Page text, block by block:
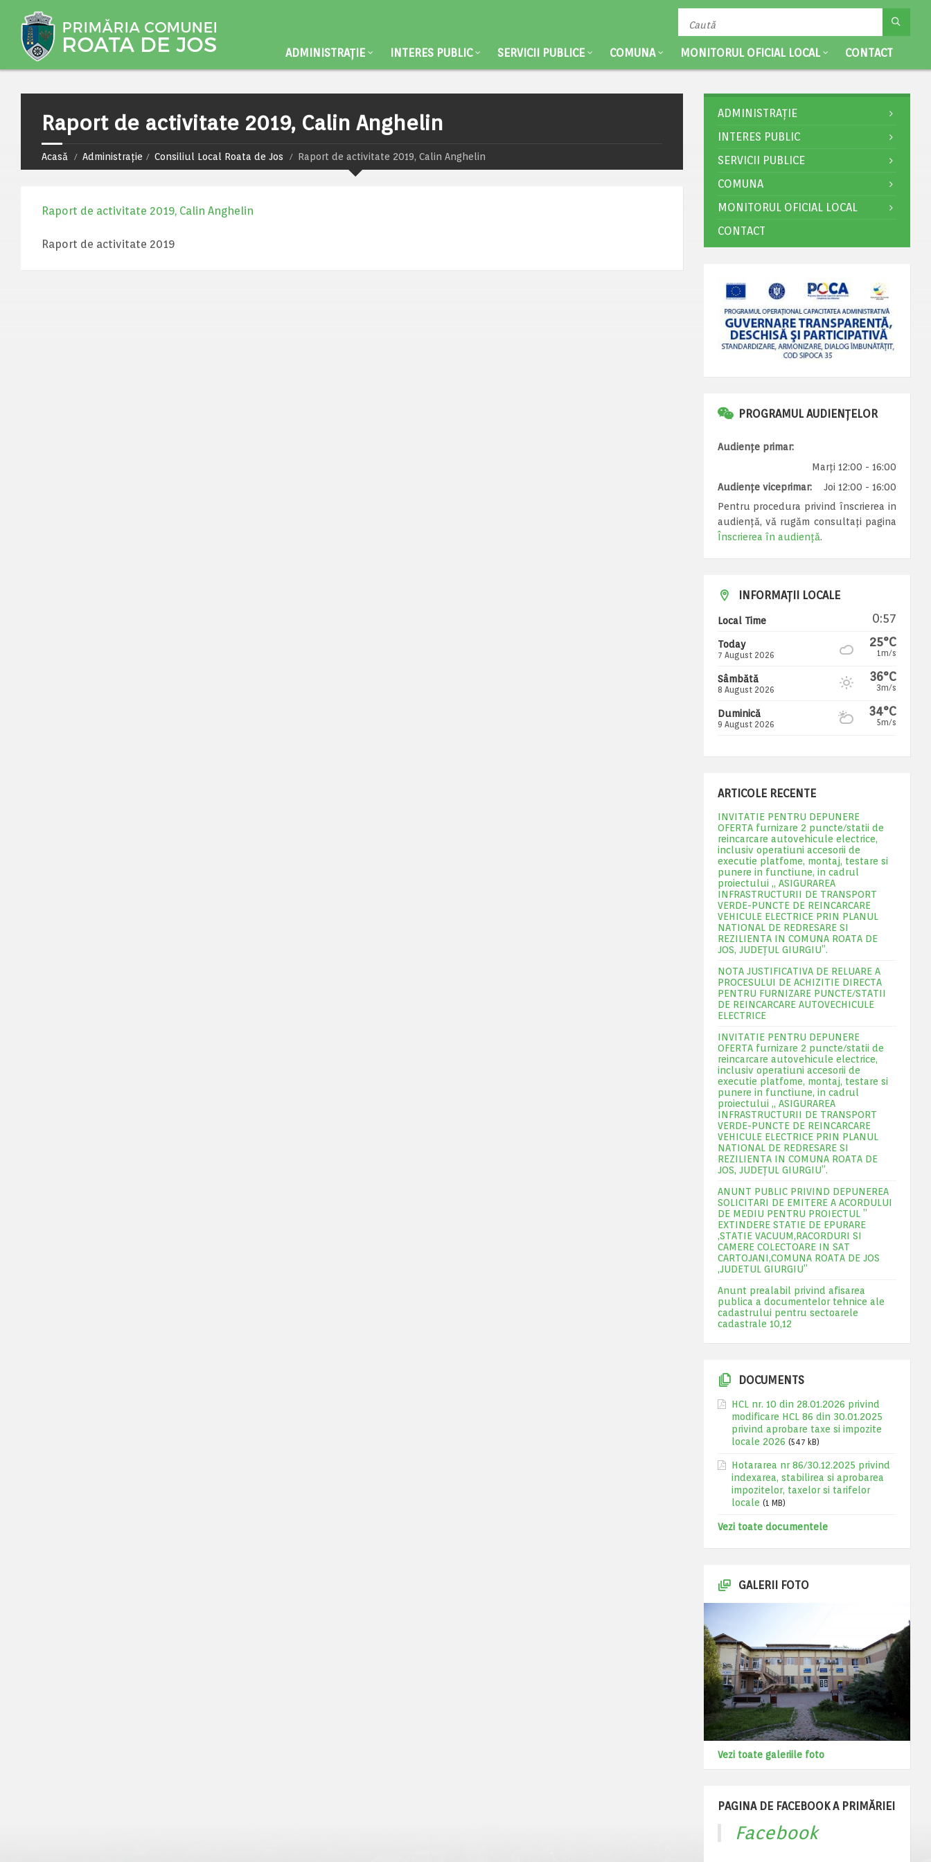
ADMINISTRAȚIE INTERES PUBLIC SERVICII PUBLICE COMUNA MONITORUL OFICIAL LOCAL CONTACT
Raport de activitate 2019, Calin Anghelin
Acasă Administrație Consiliul Local Roata de Jos Raport de activitate 2019, Calin Anghelin
Raport de activitate 2019, Calin Anghelin
Raport de activitate 2019
ADMINISTRAȚIE
INTERES PUBLIC
SERVICII PUBLICE
COMUNA
MONITORUL OFICIAL LOCAL
CONTACT
PROGRAMUL AUDIENȚELOR
Audiențe primar:
Marți 12:00 - 16:00
Audiențe viceprimar:
Joi 12:00 - 16:00
Pentru procedura privind înscrierea in
audiență, vă rugăm consultați pagina
Înscrierea în audiență.
INFORMAȚII LOCALE
Local Time 0:57
Today
7 August 2026
25°C
1m/s
Sâmbătă
8 August 2026
36°C
3m/s
Duminică
9 August 2026
34°C
5m/s
ARTICOLE RECENTE
INVITATIE PENTRU DEPUNERE
OFERTA furnizare 2 puncte/statii de
reincarcare autovehicule electrice,
inclusiv operatiuni accesorii de
executie platfome, montaj, testare si
punere in functiune, in cadrul
proiectului „ ASIGURAREA
INFRASTRUCTURII DE TRANSPORT
VERDE-PUNCTE DE REINCARCARE
VEHICULE ELECTRICE PRIN PLANUL
NATIONAL DE REDRESARE SI
REZILIENTA IN COMUNA ROATA DE
JOS, JUDEŢUL GIURGIU”.
NOTA JUSTIFICATIVA DE RELUARE A
PROCESULUI DE ACHIZITIE DIRECTA
PENTRU FURNIZARE PUNCTE/STATII
DE REINCARCARE AUTOVECHICULE
ELECTRICE
INVITATIE PENTRU DEPUNERE
OFERTA furnizare 2 puncte/statii de
reincarcare autovehicule electrice,
inclusiv operatiuni accesorii de
executie platfome, montaj, testare si
punere in functiune, in cadrul
proiectului „ ASIGURAREA
INFRASTRUCTURII DE TRANSPORT
VERDE-PUNCTE DE REINCARCARE
VEHICULE ELECTRICE PRIN PLANUL
NATIONAL DE REDRESARE SI
REZILIENTA IN COMUNA ROATA DE
JOS, JUDEŢUL GIURGIU”.
ANUNT PUBLIC PRIVIND DEPUNEREA
SOLICITARI DE EMITERE A ACORDULUI
DE MEDIU PENTRU PROIECTUL ”
EXTINDERE STATIE DE EPURARE
,STATIE VACUUM,RACORDURI SI
CAMERE COLECTOARE IN SAT
CARTOJANI,COMUNA ROATA DE JOS
,JUDETUL GIURGIU”
Anunt prealabil privind afisarea
publica a documentelor tehnice ale
cadastrului pentru sectoarele
cadastrale 10,12
DOCUMENTS
HCL nr. 10 din 28.01.2026 privind
modificare HCL 86 din 30.01.2025
privind aprobare taxe si impozite
locale 2026 (547 kB)
Hotararea nr 86/30.12.2025 privind
indexarea, stabilirea si aprobarea
impozitelor, taxelor si tarifelor
locale (1 MB)
Vezi toate documentele
GALERII FOTO
Vezi toate galeriile foto
PAGINA DE FACEBOOK A PRIMĂRIEI
Facebook